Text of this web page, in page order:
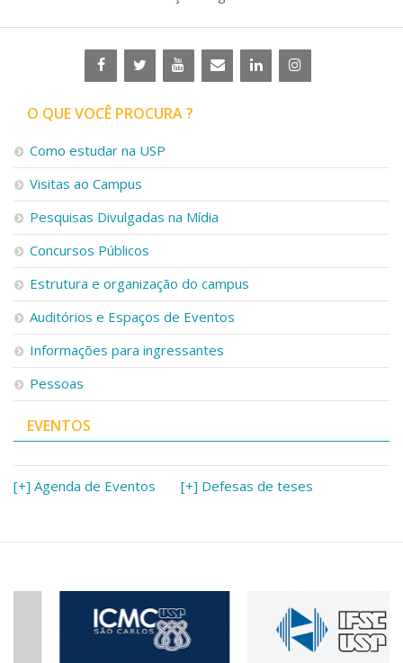
O QUE VOCÊ PROCURA ?
Como estudar na USP
Visitas ao Campus
Pesquisas Divulgadas na Mídia
Concursos Públicos
Estrutura e organização do campus
Auditórios e Espaços de Eventos
Informações para ingressantes
Pessoas
EVENTOS
[+] Agenda de Eventos [+] Defesas de teses